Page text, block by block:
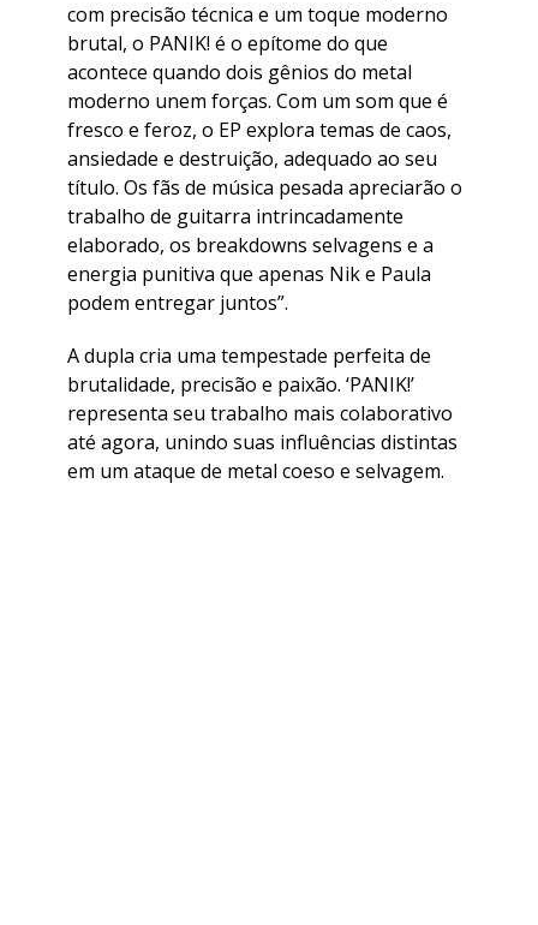
com precisão técnica e um toque moderno
brutal, o PANIK! é o epítome do que
acontece quando dois gênios do metal
moderno unem forças. Com um som que é
fresco e feroz, o EP explora temas de caos,
ansiedade e destruição, adequado ao seu
título. Os fãs de música pesada apreciarão o
trabalho de guitarra intrincadamente
elaborado, os breakdowns selvagens e a
energia punitiva que apenas Nik e Paula
podem entregar juntos”.
A dupla cria uma tempestade perfeita de
brutalidade, precisão e paixão. ‘PANIK!’
representa seu trabalho mais colaborativo
até agora, unindo suas influências distintas
em um ataque de metal coeso e selvagem.